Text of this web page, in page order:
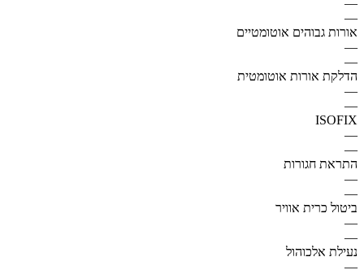
—
אורות גבוהים אוטומטיים
—
—
הדלקת אורות אוטומטית
—
—
ISOFIX
—
—
התראת חגורות
—
—
ביטול כרית אוויר
—
—
נעילת אלכוהול
—